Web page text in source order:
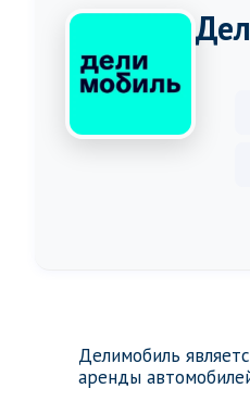
Делимобиль
аренды